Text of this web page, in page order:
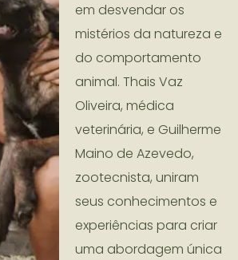
em desvendar os
mistérios da natureza e
do comportamento
animal. Thais Vaz
Oliveira, médica
veterinária, e Guilherme
Maino de Azevedo,
zootecnista, uniram
seus conhecimentos e
experiências para criar
uma abordagem única